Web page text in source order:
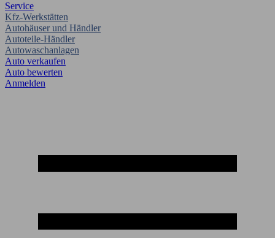
Service
Kfz-Werkstätten
Autohäuser und Händler
Autoteile-Händler
Autowaschanlagen
Auto verkaufen
Auto bewerten
Anmelden